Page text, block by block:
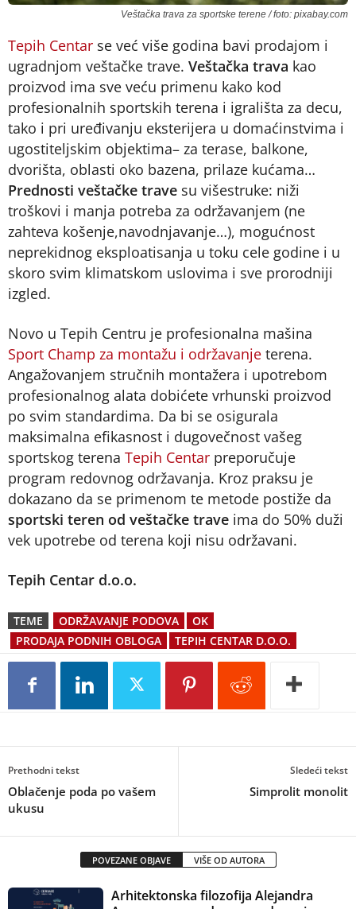
Veštačka trava za sportske terene / foto: pixabay.com
Tepih Centar se već više godina bavi prodajom i
ugradnjom veštačke trave. Veštačka trava kao
proizvod ima sve veću primenu kako kod
profesionalnih sportskih terena i igrališta za decu,
tako i pri uređivanju eksterijera u domaćinstvima i
ugostiteljskim objektima– za terase, balkone,
dvorišta, oblasti oko bazena, prilaze kućama…
Prednosti veštačke trave su višestruke: niži
troškovi i manja potreba za održavanjem (ne
zahteva košenje,navodnjavanje…), mogućnost
neprekidnog eksploatisanja u toku cele godine i u
skoro svim klimatskom uslovima i sve prorodniji
izgled.
Novo u Tepih Centru je profesionalna mašina
Sport Champ za montažu i održavanje terena.
Angažovanjem stručnih montažera i upotrebom
profesionalnog alata dobićete vrhunski proizvod
po svim standardima. Da bi se osigurala
maksimalna efikasnost i dugovečnost vašeg
sportskog terena Tepih Centar preporučuje
program redovnog održavanja. Kroz praksu je
dokazano da se primenom te metode postiže da
sportski teren od veštačke trave ima do 50% duži
vek upotrebe od terena koji nisu održavani.
Tepih Centar d.o.o.
TEME ODRŽAVANJE PODOVA
OK
PRODAJA PODNIH OBLOGA
TEPIH CENTAR D.O.O.
Prethodni tekst
Oblačenje poda po vašem
ukusu
Sledeći tekst
Simprolit monolit
POVEZANE OBJAVE VIŠE OD AUTORA
Arhitektonska filozofija Alejandra